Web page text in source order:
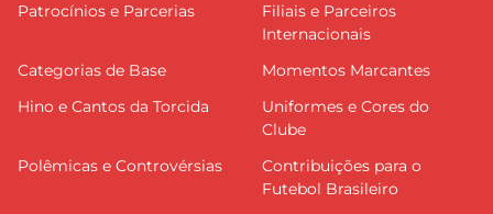
Patrocínios e Parcerias
Filiais e Parceiros
Internacionais
Categorias de Base
Momentos Marcantes
Hino e Cantos da Torcida
Uniformes e Cores do
Clube
Polêmicas e Controvérsias
Contribuições para o
Futebol Brasileiro